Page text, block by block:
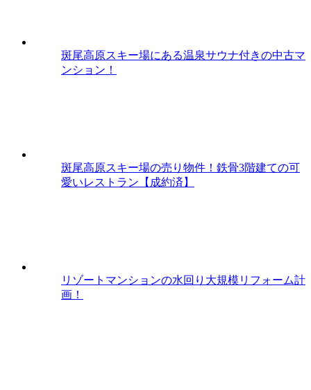
斑尾高原スキー場にある温泉サウナ付きの中古マ
ンション！
斑尾高原スキー場の売り物件！鉄骨3階建ての可
愛いレストラン【成約済】
リゾートマンションの水回り大規模リフォーム計
画！